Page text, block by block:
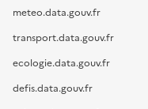
meteo.data.gouv.fr
transport.data.gouv.fr
ecologie.data.gouv.fr
defis.data.gouv.fr